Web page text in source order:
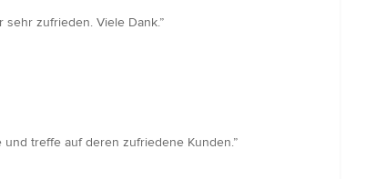
zufrieden. Viele Dank.”
treffe auf deren zufriedene Kunden.”